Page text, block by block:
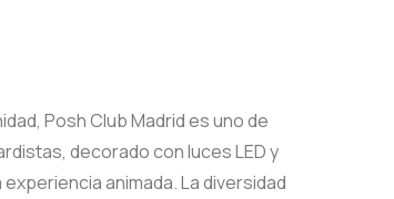
Posh Club Madrid es uno de
decorado con luces LED y
animada. La diversidad